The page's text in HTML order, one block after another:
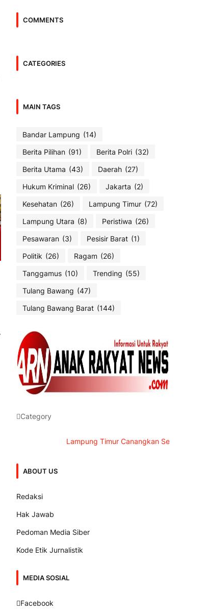
COMMENTS
CATEGORIES
MAIN TAGS
Bandar Lampung (14)
Berita Pilihan (91) Berita Polri (32)
Berita Utama (43) Daerah (27)
Hukum Kriminal (26) Jakarta (2)
Kesehatan (26) Lampung Timur (72)
Lampung Utara (8) Peristiwa (26)
Pesawaran (3) Pesisir Barat (1)
Politik (26) Ragam (26)
Tanggamus (10) Trending (55)
Tulang Bawang (47)
Tulang Bawang Barat (144)
Category
Lampung Timur Canangkan Sensus Ekonomi
ABOUT US
Redaksi
Hak Jawab
Pedoman Media Siber
Kode Etik Jurnalistik
MEDIA SOSIAL
Facebook